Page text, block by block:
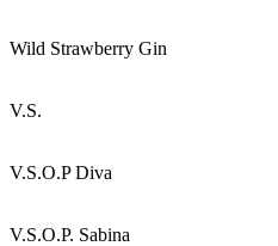
Wild Strawberry Gin
V.S.
V.S.O.P Diva
V.S.O.P. Sabina